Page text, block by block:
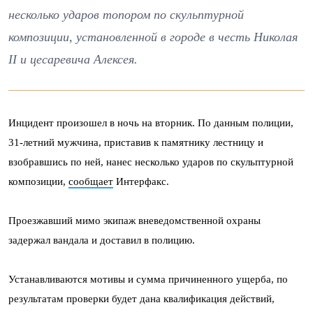
несколько ударов топором по скульптурной
композиции, установленной в городе в честь Николая
II и цесаревича Алексея.
Инцидент произошел в ночь на вторник. По данным полиции,
31-летний мужчина, приставив к памятнику лестницу и
взобравшись по ней, нанес несколько ударов по скульптурной
композиции, сообщает Интерфакс.
Проезжавший мимо экипаж вневедомственной охраны
задержал вандала и доставил в полицию.
Устанавливаются мотивы и сумма причиненного ущерба, по
результатам проверки будет дана квалификация действий,